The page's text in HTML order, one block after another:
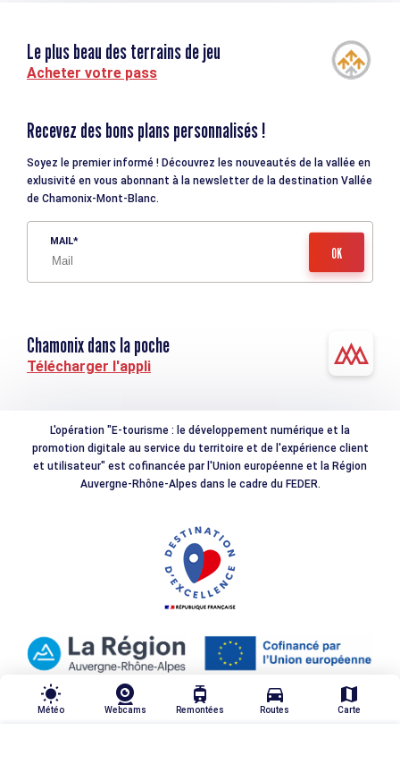
Le plus beau des terrains de jeu
Acheter votre pass
Recevez des bons plans personnalisés !
Soyez le premier informé ! Découvrez les nouveautés de la vallée en
exlusivité en vous abonnant à la newsletter de la destination Vallée
de Chamonix-Mont-Blanc.
MAIL
Chamonix dans la poche
Télécharger l'appli
L'opération "E-tourisme : le développement numérique et la
promotion digitale au service du territoire et de l'expérience client
et utilisateur" est cofinancée par l'Union européenne et la Région
Auvergne-Rhône-Alpes dans le cadre du FEDER.
wb_sunny
Météo Webcams
tram
Remontées
directions_car
Routes
map
Carte